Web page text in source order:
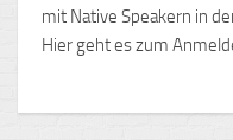
mit Native Speakern in
Hier geht es zum